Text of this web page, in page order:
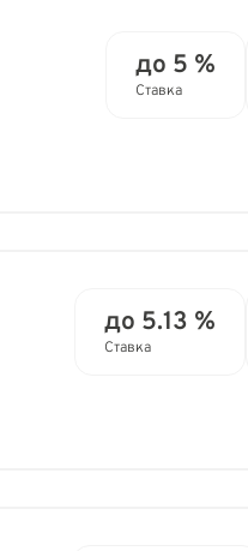
до 5 %
Ставка
до 5.13 %
Ставка